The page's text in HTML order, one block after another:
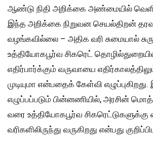
ஆண்டு நிதி அறிக்கை அண்மையில்
இந்த அறிக்கை நிறுவன செயல்திறன்
வழங்கவில்லை – அதிக வரி சுமையால்
உத்தியோகபூர்வ சிகரெட்
எதிர்பார்க்கும் வருவாயை
முடியுமா என்பதைக் கேள்வி
எழுப்பப்படும் பின்னணியில், அரசின்
வரை உத்தியோகபூர்வ சிகரெட்டுகளுக்கு
வரிகளிலிருந்து வருகிறது என்பது